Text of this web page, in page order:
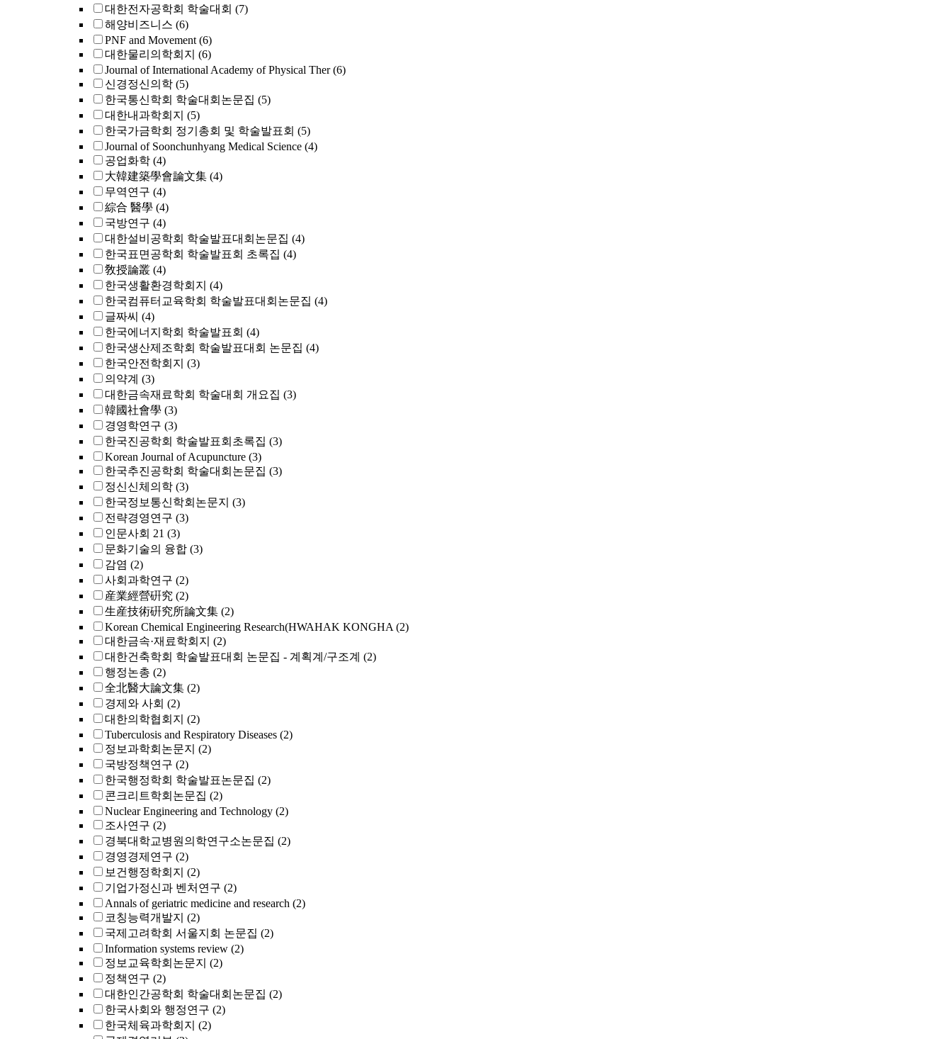
대한전자공학회 학술대회 (7)
해양비즈니스 (6)
PNF and Movement (6)
대한물리의학회지 (6)
Journal of International Academy of Physical Ther (6)
신경정신의학 (5)
한국통신학회 학술대회논문집 (5)
대한내과학회지 (5)
한국가금학회 정기총회 및 학술발표회 (5)
Journal of Soonchunhyang Medical Science (4)
공업화학 (4)
大韓建築學會論文集 (4)
무역연구 (4)
綜合 醫學 (4)
국방연구 (4)
대한설비공학회 학술발표대회논문집 (4)
한국표면공학회 학술발표회 초록집 (4)
敎授論叢 (4)
한국생활환경학회지 (4)
한국컴퓨터교육학회 학술발표대회논문집 (4)
글짜씨 (4)
한국에너지학회 학술발표회 (4)
한국생산제조학회 학술발표대회 논문집 (4)
한국안전학회지 (3)
의약계 (3)
대한금속재료학회 학술대회 개요집 (3)
韓國社會學 (3)
경영학연구 (3)
한국진공학회 학술발표회초록집 (3)
Korean Journal of Acupuncture (3)
한국추진공학회 학술대회논문집 (3)
정신신체의학 (3)
한국정보통신학회논문지 (3)
전략경영연구 (3)
인문사회 21 (3)
문화기술의 융합 (3)
감염 (2)
사회과학연구 (2)
産業經營硏究 (2)
生産技術硏究所論文集 (2)
Korean Chemical Engineering Research(HWAHAK KONGHA (2)
대한금속·재료학회지 (2)
대한건축학회 학술발표대회 논문집 - 계획계/구조계 (2)
행정논총 (2)
全北醫大論文集 (2)
경제와 사회 (2)
대한의학협회지 (2)
Tuberculosis and Respiratory Diseases (2)
정보과학회논문지 (2)
국방정책연구 (2)
한국행정학회 학술발표논문집 (2)
콘크리트학회논문집 (2)
Nuclear Engineering and Technology (2)
조사연구 (2)
경북대학교병원의학연구소논문집 (2)
경영경제연구 (2)
보건행정학회지 (2)
기업가정신과 벤처연구 (2)
Annals of geriatric medicine and research (2)
코칭능력개발지 (2)
국제고려학회 서울지회 논문집 (2)
Information systems review (2)
정보교육학회논문지 (2)
정책연구 (2)
대한인간공학회 학술대회논문집 (2)
한국사회와 행정연구 (2)
한국체육과학회지 (2)